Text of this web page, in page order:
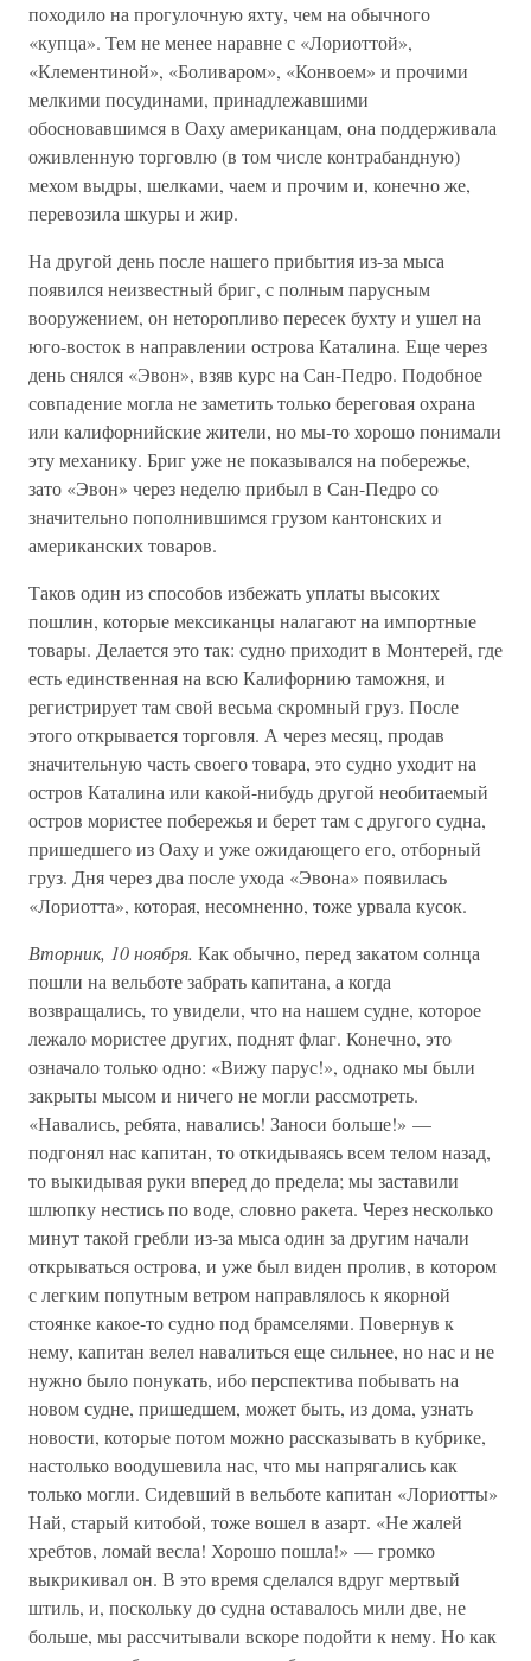
походило на прогулочную яхту, чем на обычного
«купца». Тем не менее наравне с «Лориоттой»,
«Клементиной», «Боливаром», «Конвоем» и прочими
мелкими посудинами, принадлежавшими
обосновавшимся в Оаху американцам, она поддерживала
оживленную торговлю (в том числе контрабандную)
мехом выдры, шелками, чаем и прочим и, конечно же,
перевозила шкуры и жир.
На другой день после нашего прибытия из-за мыса
появился неизвестный бриг, с полным парусным
вооружением, он неторопливо пересек бухту и ушел на
юго-восток в направлении острова Каталина. Еще через
день снялся «Эвон», взяв курс на Сан-Педро. Подобное
совпадение могла не заметить только береговая охрана
или калифорнийские жители, но мы-то хорошо понимали
эту механику. Бриг уже не показывался на побережье,
зато «Эвон» через неделю прибыл в Сан-Педро со
значительно пополнившимся грузом кантонских и
американских товаров.
Таков один из способов избежать уплаты высоких
пошлин, которые мексиканцы налагают на импортные
товары. Делается это так: судно приходит в Монтерей, где
есть единственная на всю Калифорнию таможня, и
регистрирует там свой весьма скромный груз. После
этого открывается торговля. А через месяц, продав
значительную часть своего товара, это судно уходит на
остров Каталина или какой-нибудь другой необитаемый
остров мористее побережья и берет там с другого судна,
пришедшего из Оаху и уже ожидающего его, отборный
груз. Дня через два после ухода «Эвона» появилась
«Лориотта», которая, несомненно, тоже урвала кусок.
Вторник, 10 ноября. Как обычно, перед закатом солнца
пошли на вельботе забрать капитана, а когда
возвращались, то увидели, что на нашем судне, которое
лежало мористее других, поднят флаг. Конечно, это
означало только одно: «Вижу парус!», однако мы были
закрыты мысом и ничего не могли рассмотреть.
«Навались, ребята, навались! Заноси больше!» —
подгонял нас капитан, то откидываясь всем телом назад,
то выкидывая руки вперед до предела; мы заставили
шлюпку нестись по воде, словно ракета. Через несколько
минут такой гребли из-за мыса один за другим начали
открываться острова, и уже был виден пролив, в котором
с легким попутным ветром направлялось к якорной
стоянке какое-то судно под брамселями. Повернув к
нему, капитан велел навалиться еще сильнее, но нас и не
нужно было понукать, ибо перспектива побывать на
новом судне, пришедшем, может быть, из дома, узнать
новости, которые потом можно рассказывать в кубрике,
настолько воодушевила нас, что мы напрягались как
только могли. Сидевший в вельботе капитан «Лориотты»
Най, старый китобой, тоже вошел в азарт. «Не жалей
хребтов, ломай весла! Хорошо пошла!» — громко
выкрикивал он. В это время сделался вдруг мертвый
штиль, и, поскольку до судна оставалось мили две, не
больше, мы рассчитывали вскоре подойти к нему. Но как